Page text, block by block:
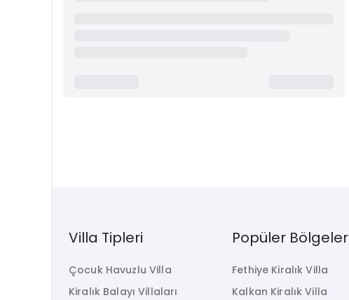
Villa Tipleri
Çocuk Havuzlu Villa
Kiralık Balayı Villaları
Popüler Bölgeler
Fethiye Kiralık Villa
Kalkan Kiralık Villa